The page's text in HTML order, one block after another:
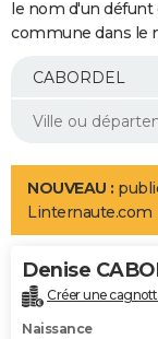
AUTO
Essais
Réserver un essai
Citadines
Berlines
SUV
Forum auto
+
Mobiles
Meilleur smartphone
Internet
Ordinateurs
Jeux vidéo
Guide high-tech
Aménagement intérieur
LIFESTYLE
Art de vivre
Bien-être
Loisirs
Mode
Modes de vie
Alimentation
Guide de la santé
Maladies
Médicaments
Sommeil
VOYAGE
Destinations
City break
Voyage nature
Voyage de noces
Forum
Climat
+PHOTO
le nom d'un défunt
commune dans le
NOUVEAU :
Linternaute.com
Denise
Créer une
Naissance